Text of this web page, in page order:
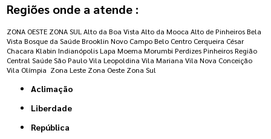
Regiões onde a atende :
ZONA OESTE ZONA SUL Alto da Boa Vista Alto da Mooca Alto de Pinheiros Bela
Vista Bosque da Saúde Brooklin Novo Campo Belo Centro Cerqueira César
Chacara Klabin Indianópolis Lapa Moema Morumbi Perdizes Pinheiros Região
Central Saúde São Paulo Vila Leopoldina Vila Mariana Vila Nova Conceição
Vila Olímpia Zona Leste Zona Oeste Zona Sul
Aclimação
Liberdade
República